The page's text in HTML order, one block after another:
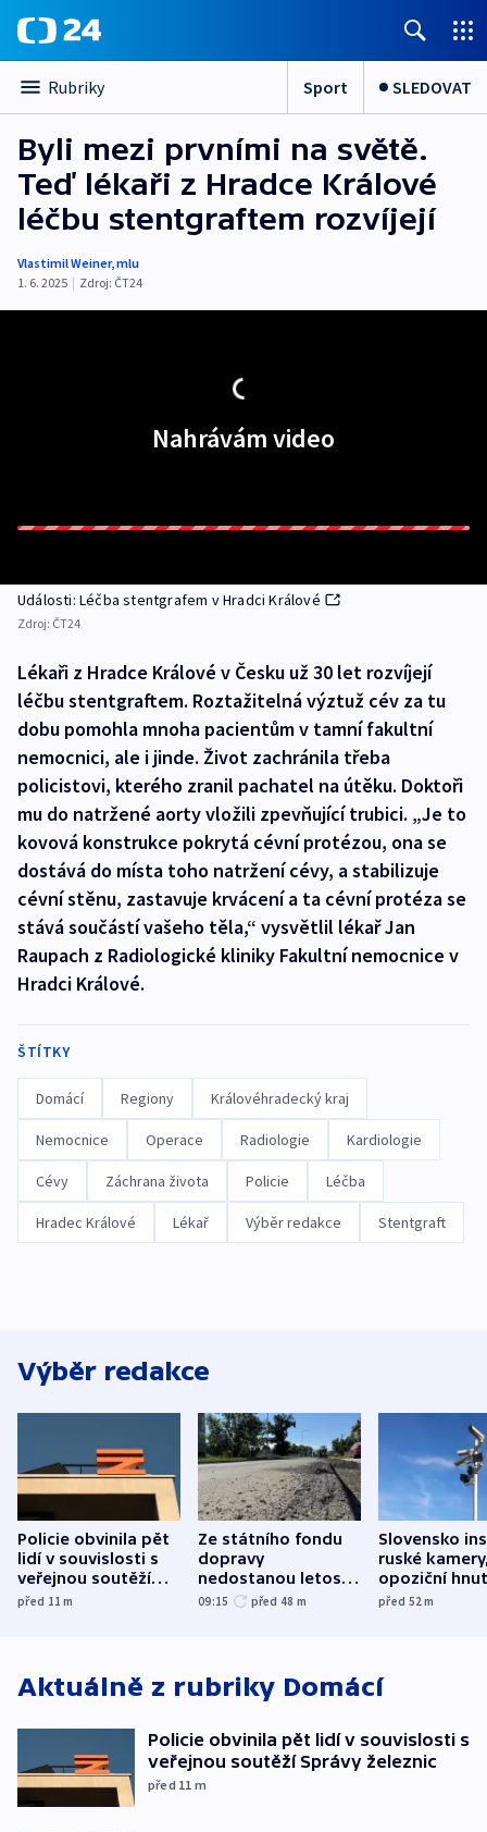
Rubriky Sport SLEDOVAT
Byli mezi prvními na světě.
Teď lékaři z Hradce Králové
léčbu stentgraftem rozvíjejí
Vlastimil Weiner,mlu
1. 6. 2025 | Zdroj: ČT24
Nahrávám video
Události: Léčba stentgrafem v Hradci Králové
Zdroj: ČT24
Lékaři z Hradce Králové v Česku už 30 let rozvíjejí
léčbu stentgraftem. Roztažitelná výztuž cév za tu
dobu pomohla mnoha pacientům v tamní fakultní
nemocnici, ale i jinde. Život zachránila třeba
policistovi, kterého zranil pachatel na útěku. Doktoři
mu do natržené aorty vložili zpevňující trubici. „Je to
kovová konstrukce pokrytá cévní protézou, ona se
dostává do místa toho natržení cévy, a stabilizuje
cévní stěnu, zastavuje krvácení a ta cévní protéza se
stává součástí vašeho těla,“ vysvětlil lékař Jan
Raupach z Radiologické kliniky Fakultní nemocnice v
Hradci Králové.
ŠTÍTKY
Domácí Regiony Královéhradecký kraj
Nemocnice Operace Radiologie Kardiologie
Cévy Záchrana života Policie Léčba
Hradec Králové Lékař Výběr redakce Stentgraft
Výběr redakce
Policie obvinila pět
lidí v souvislosti s
veřejnou soutěží
Správy železnic
před 11m
Ze státního fondu
dopravy
nedostanou letos
kraje na silnice ani
09:15 před 48 m
Slovensko
ruské
opoziční
před 52m
Aktuálně z rubriky Domácí
Policie obvinila pět lidí v souvislosti s
veřejnou soutěží Správy železnic
před 11 m